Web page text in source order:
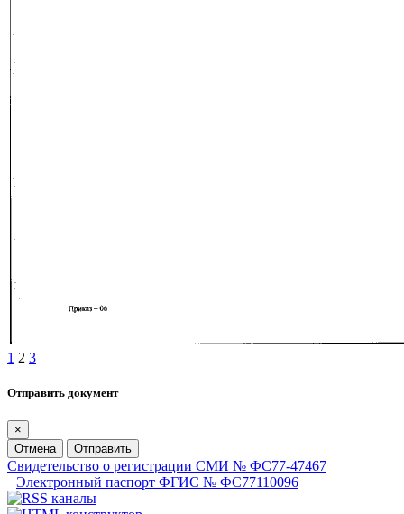
1 2 3
Отправить документ
×
Отмена
Отправить
Свидетельство о регистрации СМИ № ФС77-47467
Электронный паспорт ФГИС № ФС77110096